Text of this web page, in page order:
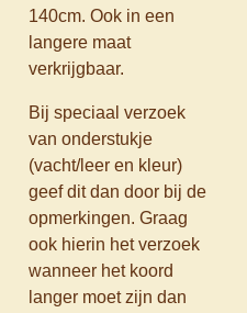
140cm. Ook in een
langere maat
verkrijgbaar.
Bij speciaal verzoek
van onderstukje
(vacht/leer en kleur)
geef dit dan door bij de
opmerkingen. Graag
ook hierin het verzoek
wanneer het koord
langer moet zijn dan